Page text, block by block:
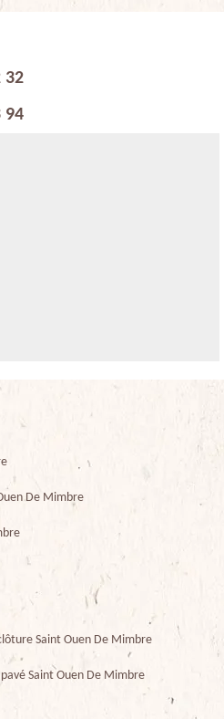
32
94
De Mimbre
Saint Ouen De Mimbre
Saint Ouen De Mimbre